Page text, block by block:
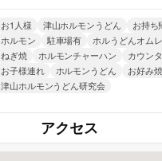
お1人様 津山ホルモンうどん
お持ち
ホルモン
駐車場有 ホルうどんオム
ねぎ焼
ホルモンチャーハン
カウン
お子様連れ
ホルモンうどん お好み
津山ホルモンうどん研究会
アクセス